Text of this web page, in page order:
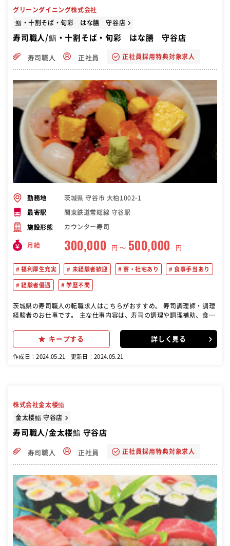
グリーンダイニング株式会社
鮨・十割そば・旬彩 はな膳 守谷店
寿司職人/鮨・十割そば・旬彩 はな膳 守谷店
寿司職人 正社員 正社員採用特典対象求人
勤務地 茨城県 守谷市 大柏1002-1
最寄駅 関東鉄道常総線 守谷駅
施設形態 カウンター寿司
月給 300,000 円 〜 500,000 円
福利厚生充実 未経験者歓迎 寮・社宅あり 食事手当あり
経験者優遇 学歴不問
茨城県の寿司職人の転職求人はこちらがおすすめ。 寿司調理師・調理
経験者のお仕事です。 主な仕事内容は、寿司の調理や調理補助、食材
に美味しい寿司を提供することが求められます。 また、店舗の衛生管
理や清掃なども行います。 経験者はもちろん、異ジャンルからの寿司
舗のキッチン部門の運営の全般をお任せしていきます。
キープする 詳しく見る
作成日：2024.05.21 更新日：2024.05.21
株式会社金太楼鮨
金太楼鮨 守谷店
寿司職人/金太楼鮨 守谷店
寿司職人 正社員 正社員採用特典対象求人